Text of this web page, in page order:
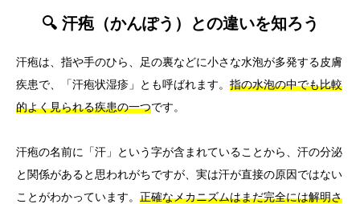
🔍 汗疱（かんぽう）との違いを知ろう
汗疱は、指や手のひら、足の裏などに小さな水泡が多発する皮膚
疾患で、「汗疱状湿疹」とも呼ばれます。 指の水泡の中でも比較
的よく見られる疾患の一つです。
汗疱の名前に「汗」という字が含まれていることから、汗の分泌
と関係があると思われがちですが、実は汗が直接の原因ではない
ことがわかっています。 正確なメカニズムはまだ完全には解明さ